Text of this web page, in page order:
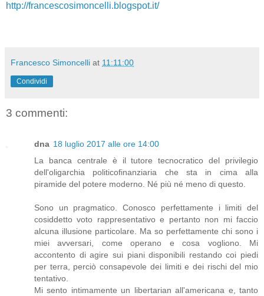
http://francescosimoncelli.blogspot.it/
Francesco Simoncelli at 11:11:00
Condividi
3 commenti:
dna 18 luglio 2017 alle ore 14:00
La banca centrale è il tutore tecnocratico del privilegio
dell'oligarchia politicofinanziaria che sta in cima alla
piramide del potere moderno. Né più né meno di questo.
Sono un pragmatico. Conosco perfettamente i limiti del
cosiddetto voto rappresentativo e pertanto non mi faccio
alcuna illusione particolare. Ma so perfettamente chi sono i
miei avversari, come operano e cosa vogliono. Mi
accontento di agire sui piani disponibili restando coi piedi
per terra, perciò consapevole dei limiti e dei rischi del mio
tentativo.
Mi sento intimamente un libertarian all'americana e, tanto